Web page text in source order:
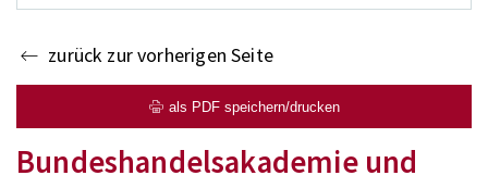
zurück zur vorherigen Seite
als PDF speichern/drucken
Bundeshandelsakademie und